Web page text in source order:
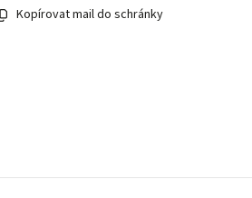
Kopírovat mail do schránky